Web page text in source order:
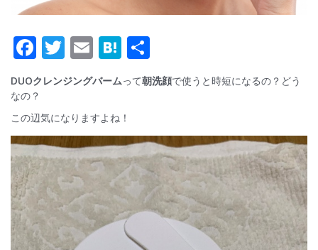
F
ac
e
b
o
o
k
T
w
itt
er
E
m
ai
l
H
at
e
n
a
有
DUOクレンジングバームって朝洗顔で使うと時短になるの？どう
なの？
この辺気になりますよね！